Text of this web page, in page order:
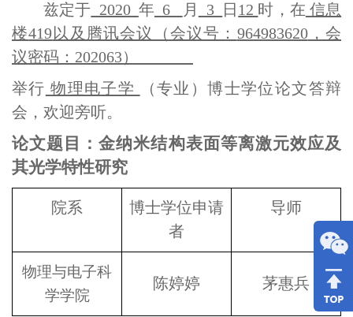
兹定于 2020 年 6 月 3 日 12 时，在 信息
楼419以及腾讯会议（会议号： 964983620，会
议密码： 202063）
举行 物理电子学
（专业）博士学位论文答辩
会，欢迎旁听。
论文题目：金纳米结构表面等离激元效应及
其光学特性研究
院系
博士学位申请
者
导师
物理与电子科
学学院
陈婷婷 茅惠兵